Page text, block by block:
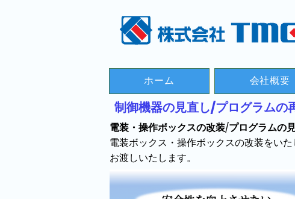
ホーム
会社概要
制御機器の見直し/プログラムの
電装・操作ボックスの改装/プログラムの
電装ボックス・操作ボックスの改装をい
お渡しいたします。